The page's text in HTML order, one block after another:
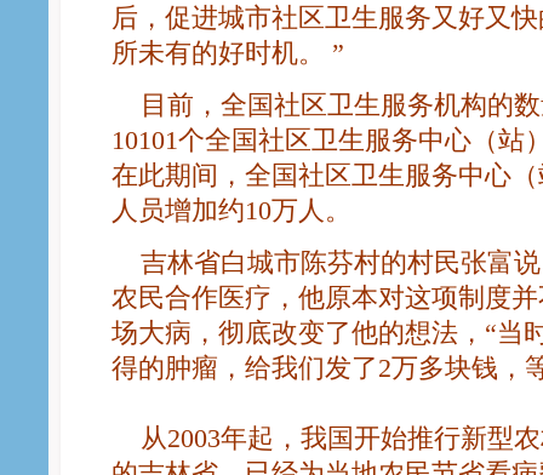
后，促进城市社区卫生服务又好又
所未有的好时机。 ”
目前，全国社区卫生服务机构的
10101个全国社区卫生服务中心（站
在此期间，全国社区卫生服务中心
人员增加约10万人。
吉林省白城市陈芬村的村民张富
农民合作医疗，他原本对这项制度
场大病，彻底改变了他的想法，“当
得的肿瘤，给我们发了2万多块钱，
从2003年起，我国开始推行新型